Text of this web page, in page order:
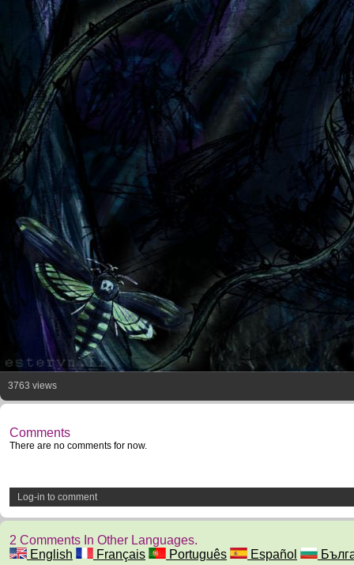
3763 views
Comments
There are no comments for now.
Log-in to comment
2 Comments In Other Languages.
English
Français Português Español